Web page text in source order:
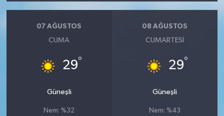
07 AĞUSTOS
CUMA
29°
Güneşli
Nem: %32
08 AĞUSTOS
CUMARTESI
29°
Güneşli
Nem: %43